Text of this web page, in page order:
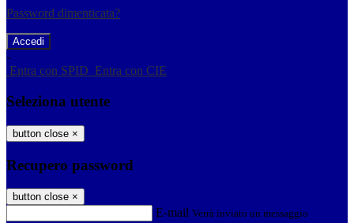
Password dimenticata?
-
Entra con SPID Entra con CIE
Seleziona utente
button close ×
Recupero password
button close ×
E-mail Verrà inviato un messaggio